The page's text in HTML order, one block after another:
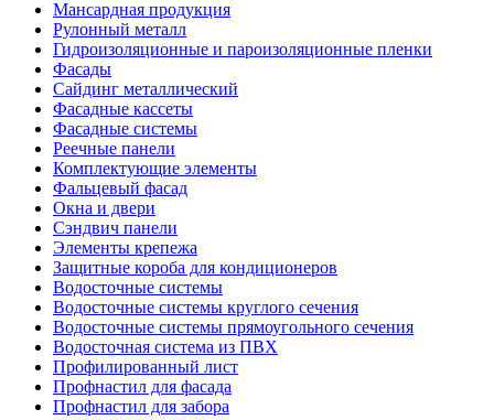
Мансардная продукция
Рулонный металл
Гидроизоляционные и пароизоляционные пленки
Фасады
Сайдинг металлический
Фасадные кассеты
Фасадные системы
Реечные панели
Комплектующие элементы
Фальцевый фасад
Окна и двери
Сэндвич панели
Элементы крепежа
Защитные короба для кондиционеров
Водосточные системы
Водосточные системы круглого сечения
Водосточные системы прямоугольного сечения
Водосточная система из ПВХ
Профилированный лист
Профнастил для фасада
Профнастил для забора